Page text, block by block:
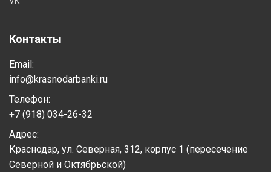
Контакты
Email:
info@krasnodarbanki.ru
Телефон:
+7 (918) 034-26-32
Адрес:
Краснодар, ул. Северная, 312, корпус 1 (пересечение
Северной и Октябрьской)